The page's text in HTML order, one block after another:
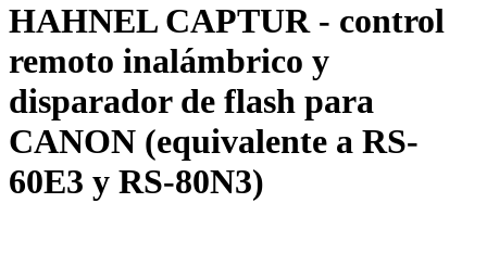
HAHNEL CAPTUR - control
remoto inalámbrico y
disparador de flash para
CANON (equivalente a RS-
60E3 y RS-80N3)